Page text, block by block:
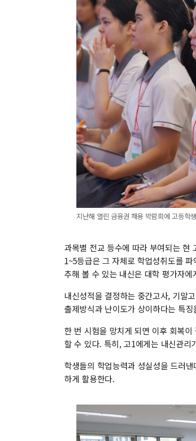
지난해 열린 금융권 채용 박람회에 고등학
과목별 전교 등수에 따라 부여되는 현
1~5등급은 그 자체로 학업성취도를
추해 볼 수 있는 내신은 대학 평가자
내신성적을 결정하는 중간고사, 기말
출제방식과 난이도가 상이하다는 특
한 번 시험을 망치게 되면 이후 회복
할 수 있다. 특히, 고1에게는 내신관리
학생들의 학업능력과 성실성을 드러
하게 활용한다.